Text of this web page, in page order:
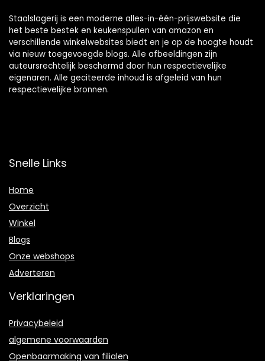
Staalslagerij is een moderne alles-in-één-prijswebsite die
het beste bestek en keukenspullen van amazon en
verschillende winkelwebsites biedt en je op de hoogte houdt
via nieuw toegevoegde blogs. Alle afbeeldingen zijn
auteursrechtelijk beschermd door hun respectievelijke
eigenaren. Alle geciteerde inhoud is afgeleid van hun
respectievelijke bronnen.
Snelle Links
Home
Overzicht
Winkel
Blogs
Onze webshops
Adverteren
Verklaringen
Privacybeleid
algemene voorwaarden
Openbaarmaking van filialen